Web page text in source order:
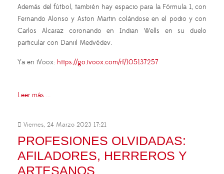
Además del fútbol, también hay espacio para la Fórmula 1, con
Fernando Alonso y Aston Martin colándose en el podio y con
Carlos Alcaraz coronando en Indian Wells en su duelo
particular con Daniil Medvédev.
Ya en iVoox: https://go.ivoox.com/rf/105137257
Leer más ...
Viernes, 24 Marzo 2023 17:21
PROFESIONES OLVIDADAS:
AFILADORES, HERREROS Y
ARTESANOS